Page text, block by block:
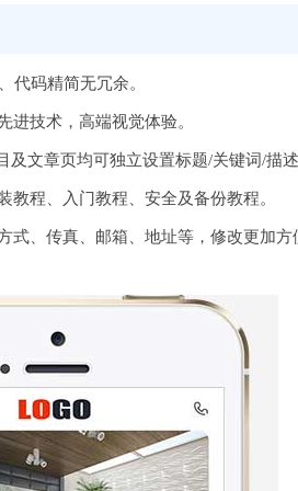
代码精简无冗余。
进技术，高端视觉体验。
及文章页均可独立设置标题/关键词/描述
教程、入门教程、安全及备份教程。
式、传真、邮箱、地址等，修改更加方